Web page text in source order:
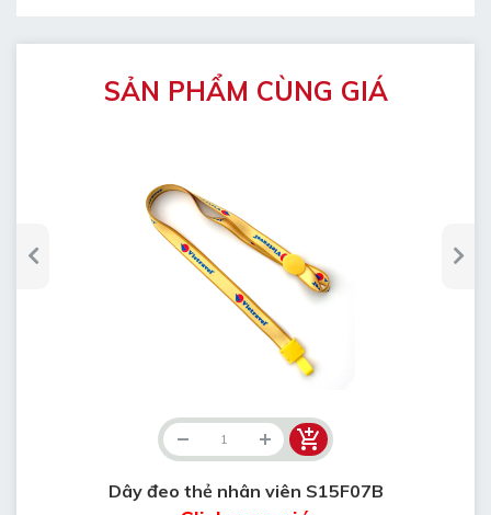
SẢN PHẨM CÙNG GIÁ
Dây đeo thẻ nhân viên S15F07B